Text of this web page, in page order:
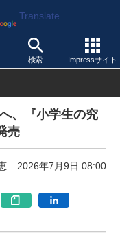
Translate
検索 Impressサイト
、『小学生の究
売
2026年7月9日 08:00